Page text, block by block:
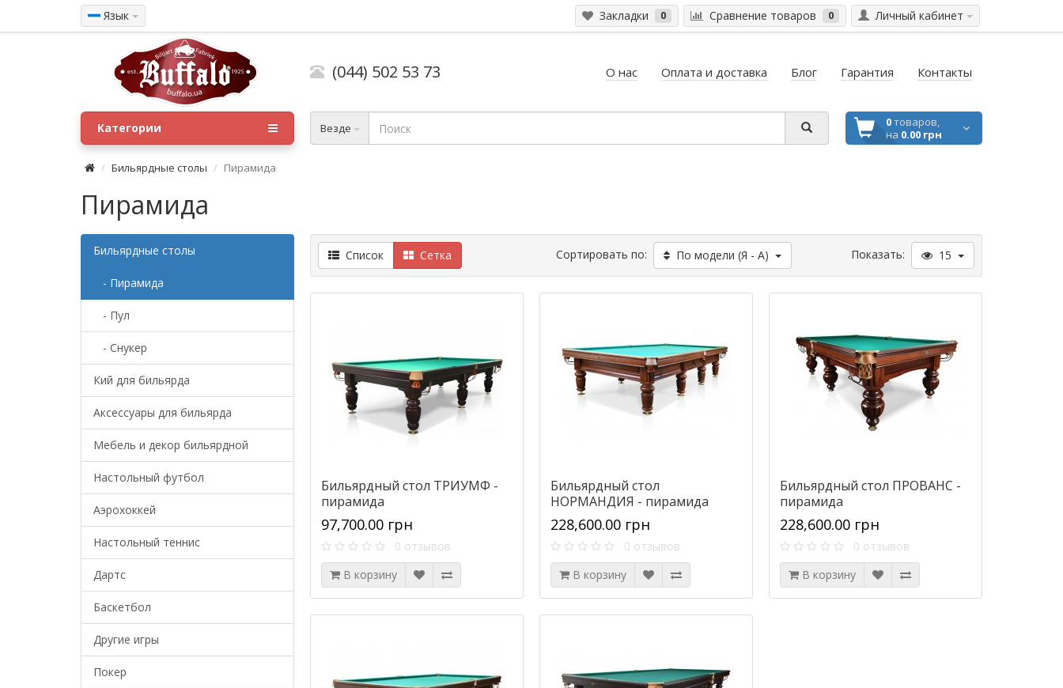
Язык Личный кабинет
Закладки 0 Сравнение товаров 0
(044) 502 53 73 О нас Оплата и доставка Блог Гарантия Контакты
Везде 0товаров,
на 0.00 грн
Категории
Бильярдные столы Пирамида
Пирамида
Бильярдные столы
- Пирамида
- Пул
- Снукер
Кий для бильярда
Аксессуары для бильярда
Мебель и декор бильярдной
Настольный футбол
Аэрохоккей
Настольный теннис
Дартс
Баскетбол
Другие игры
Покер
Список Сетка Сортировать по: По модели (Я - А) Показать: 15
Бильярдный стол ТРИУМФ -
пирамида
97,700.00 грн
0 отзывов
В корзину
Бильярдный стол
НОРМАНДИЯ - пирамида
228,600.00 грн
0 отзывов
В корзину
Бильярдный стол ПРОВАНС -
пирамида
228,600.00 грн
0 отзывов
В корзину